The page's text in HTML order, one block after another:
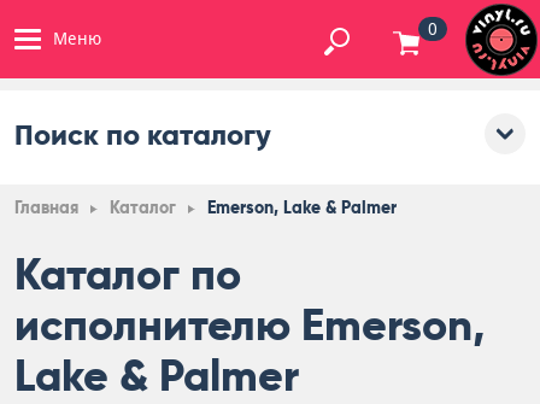
Меню 0
Поиск по каталогу
Главная Каталог Emerson, Lake & Palmer
Каталог по
исполнителю Emerson,
Lake & Palmer